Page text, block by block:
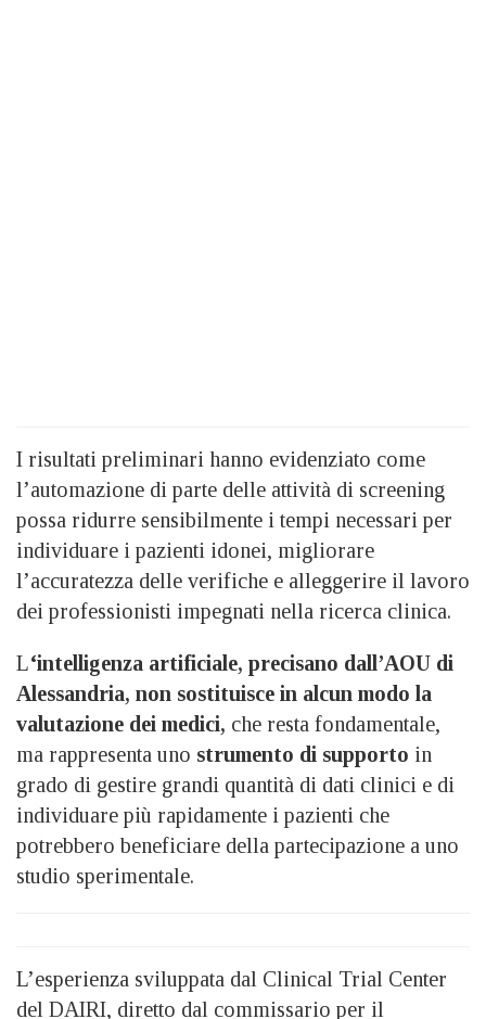
I risultati preliminari hanno evidenziato come
l’automazione di parte delle attività di screening
possa ridurre sensibilmente i tempi necessari per
individuare i pazienti idonei, migliorare
l’accuratezza delle verifiche e alleggerire il lavoro
dei professionisti impegnati nella ricerca clinica.
L‘intelligenza artificiale, precisano dall’AOU di
Alessandria, non sostituisce in alcun modo la
valutazione dei medici, che resta fondamentale,
ma rappresenta uno strumento di supporto in
grado di gestire grandi quantità di dati clinici e di
individuare più rapidamente i pazienti che
potrebbero beneficiare della partecipazione a uno
studio sperimentale.
L’esperienza sviluppata dal Clinical Trial Center
del DAIRI, diretto dal commissario per il